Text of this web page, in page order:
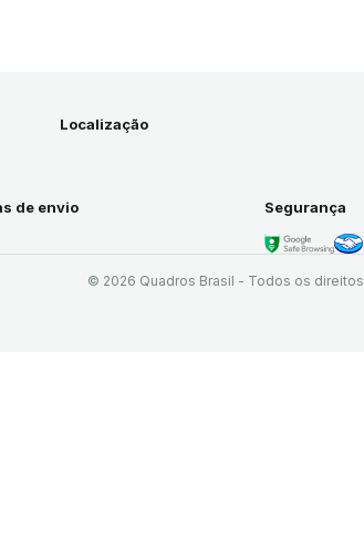
Localização
de envio Segurança
© 2026 Quadros Brasil - Todos os